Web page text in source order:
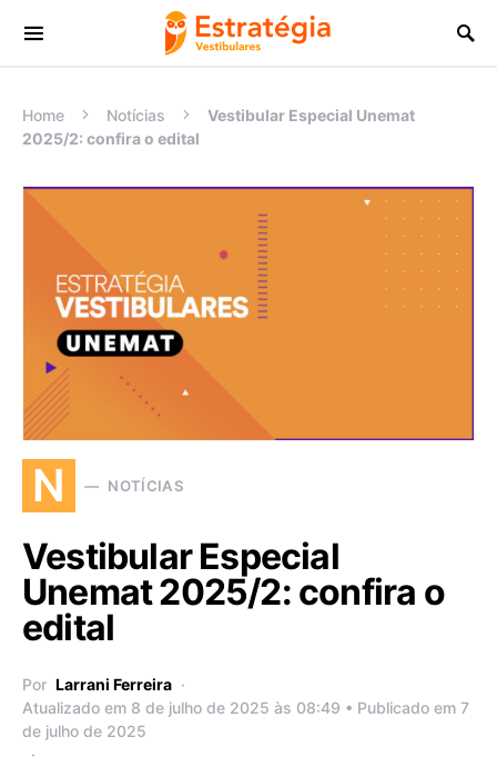
Procurar:
Home Notícias
Vestibular Especial Unemat
2025/2: confira o edital
N NOTÍCIAS
Vestibular Especial
Unemat 2025/2: confira o
edital
Por Larrani Ferreira
Atualizado em 8 de julho de 2025 às 08:49 • Publicado em 7
de julho de 2025